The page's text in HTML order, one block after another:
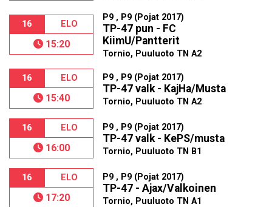
16 ELO
15:20
P9 , P9 (Pojat 2017)
TP-47 pun - FC
KiimU/Pantterit
Tornio, Puuluoto TN A2
16 ELO
15:40
P9 , P9 (Pojat 2017)
TP-47 valk - KajHa/Musta
Tornio, Puuluoto TN A2
16 ELO
16:00
P9 , P9 (Pojat 2017)
TP-47 valk - KePS/musta
Tornio, Puuluoto TN B1
16 ELO
17:20
P9 , P9 (Pojat 2017)
TP-47 - Ajax/Valkoinen
Tornio, Puuluoto TN A1